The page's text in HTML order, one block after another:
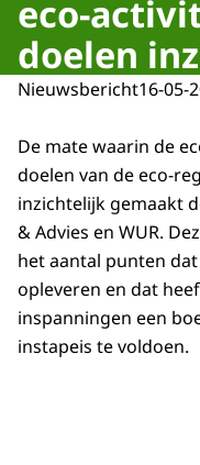
eco-
doelen
Nieuwsbericht16-05-
De mate waarin de
doelen van de eco-
inzichtelijk gemaakt
& Advies en WUR.
het aantal punten
opleveren en dat
inspanningen een
instapeis te voldoen.